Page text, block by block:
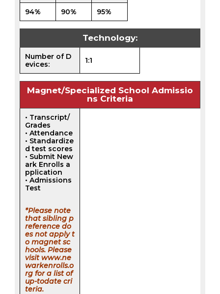
94% 90% 95%
Technology:
Number of D
evices:
1:1
Magnet/Specialized School Admissio
ns Criteria
• Transcript/
Grades
• Attendance
• Standardize
d test scores
• Submit New
ark Enrolls a
pplication
• Admissions
Test
*Please note
that sibling p
reference do
es not apply t
o magnet sc
hools. Please
visit www.ne
warkenrolls.o
rg for a list of
up-todate cri
teria.